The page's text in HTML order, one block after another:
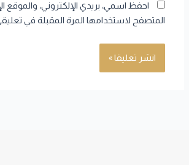
احفظ اسمي، بريدي الإلكتروني، والموقع
المتصفح لاستخدامها المرة المقبلة في